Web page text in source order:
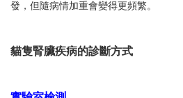
發，但隨病情加重會變得更頻繁。
貓隻腎臟疾病的診斷方式